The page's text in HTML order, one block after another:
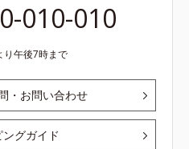
010-010
り午後7時まで
・お問い合わせ
グガイド